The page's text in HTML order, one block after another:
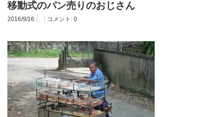
移動式のパン売りのおじさん
2016/9/16 コメント: 0